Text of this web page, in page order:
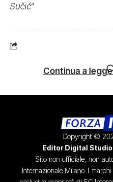
Sučić”
Continua a
Copyright ©
Editor Digital Studio
Sito non ufficiale, non
Internazionale Milano. I